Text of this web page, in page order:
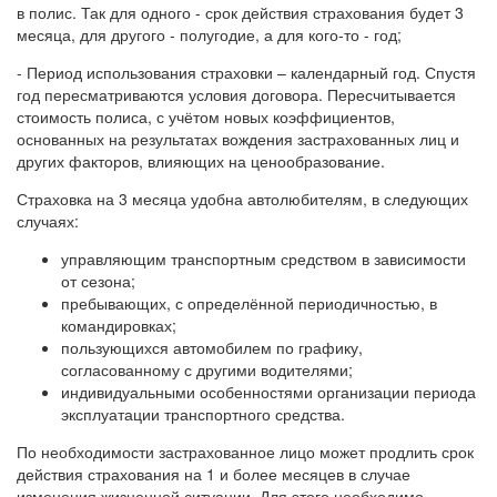
в полис. Так для одного - срок действия страхования будет 3
месяца, для другого - полугодие, а для кого-то - год;
- Период использования страховки – календарный год. Спустя
год пересматриваются условия договора. Пересчитывается
стоимость полиса, с учётом новых коэффициентов,
основанных на результатах вождения застрахованных лиц и
других факторов, влияющих на ценообразование.
Страховка на 3 месяца удобна автолюбителям, в следующих
случаях:
управляющим транспортным средством в зависимости
от сезона;
пребывающих, с определённой периодичностью, в
командировках;
пользующихся автомобилем по графику,
согласованному с другими водителями;
индивидуальными особенностями организации периода
эксплуатации транспортного средства.
По необходимости застрахованное лицо может продлить срок
действия страхования на 1 и более месяцев в случае